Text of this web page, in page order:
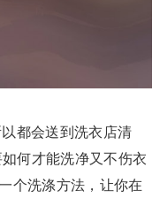
都会送到洗衣店清
何才能洗净又不伤衣
个洗涤方法，让你在